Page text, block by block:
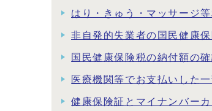
はり・きゅう・マッサージ
非自発的失業者の国民健康
国民健康保険税の納付額の
医療機関等でお支払いした
健康保険証とマイナンバー